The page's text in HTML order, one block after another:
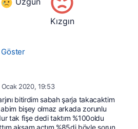
Kızgın
Göster
2020, 19:53
bitirdim sabah şarja takacaktim
bişey olmaz arkada zorunlu
tak fişe dedi taktım %100oldu
akşam açtım %85di böyle sorun